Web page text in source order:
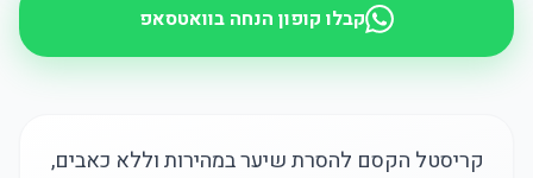
קבלו קופון הנחה בוואטסאפ
קריסטל הקסם להסרת שיער במהירות וללא כאבים,